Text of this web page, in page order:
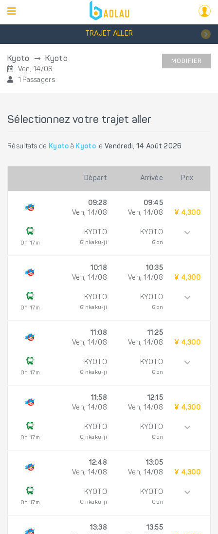
TRAJET ALLER
Kyoto Kyoto
Ven, 14/08
1 Passagers
MODIFIER
Sélectionnez votre trajet aller
Résultats de Kyoto à Kyotole Vendredi, 14 Août 2026
Départ Arrivée Prix
0h 17m
09:28
Ven, 14/08
KYOTO
Ginkaku-ji
09:45
Ven, 14/08
KYOTO
Gion
¥ 4,300
0h 17m
10:18
Ven, 14/08
KYOTO
Ginkaku-ji
10:35
Ven, 14/08
KYOTO
Gion
¥ 4,300
0h 17m
11:08
Ven, 14/08
KYOTO
Ginkaku-ji
11:25
Ven, 14/08
KYOTO
Gion
¥ 4,300
0h 17m
11:58
Ven, 14/08
KYOTO
Ginkaku-ji
12:15
Ven, 14/08
KYOTO
Gion
¥ 4,300
0h 17m
12:48
Ven, 14/08
KYOTO
Ginkaku-ji
13:05
Ven, 14/08
KYOTO
Gion
¥ 4,300
13:38
13:55